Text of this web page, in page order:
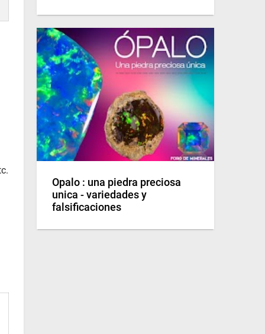
Opalo : una piedra preciosa
unica - variedades y
falsificaciones